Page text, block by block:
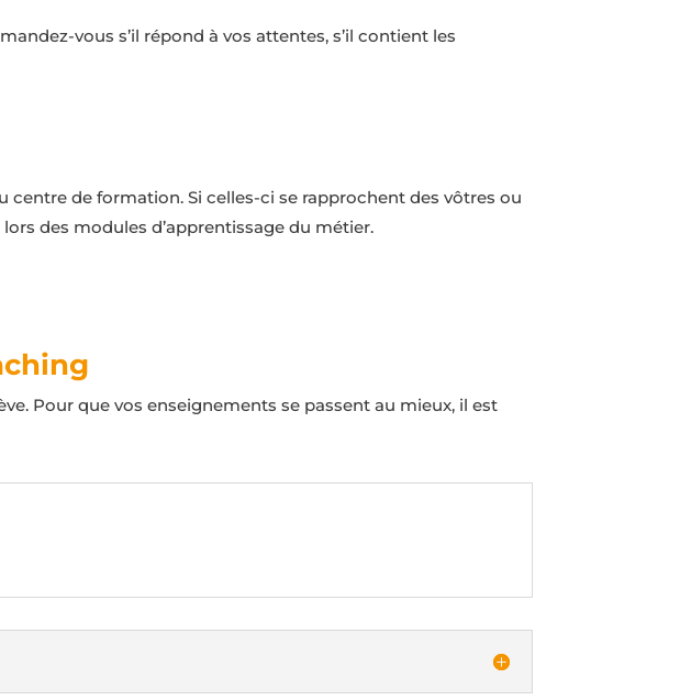
vous s’il répond à vos attentes, s’il contient les
de formation. Si celles-ci se rapprochent des vôtres ou
des modules d’apprentissage du métier.
Pour que vos enseignements se passent au mieux, il est